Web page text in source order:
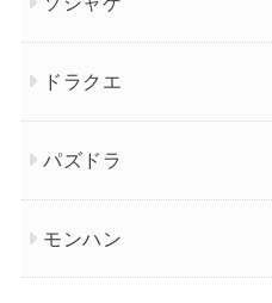
ドラクエ
パズドラ
モンハン